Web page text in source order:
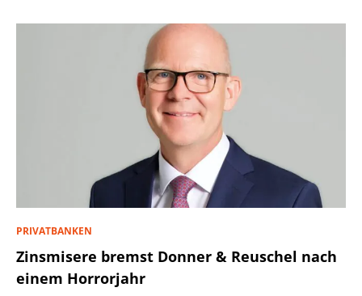
PRIVATBANKEN
Zinsmisere bremst Donner & Reuschel nach
einem Horrorjahr